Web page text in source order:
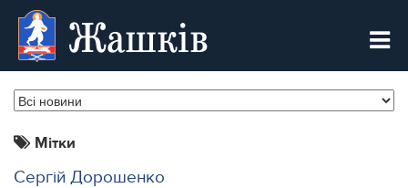
Жашків
Мітки
Сергій Дорошенко